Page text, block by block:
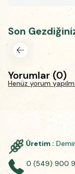
Son
Yorumlar (0)
Henüz yorum
Üretim :
0 (549) 900